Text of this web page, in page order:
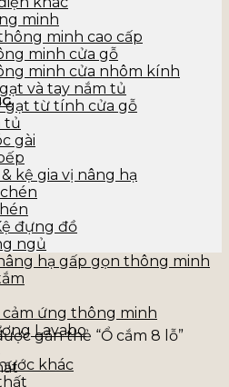
minh
minh cao cấp
minh cửa gỗ
minh cửa nhôm kính
và tay nắm tủ
gạt từ tính cửa gỗ
tủ
gài
kệ gia vị nâng hạ
đựng đồ
ngủ
hạ gấp gọn thông minh
cảm ứng thông minh
Lavabo
khác
gắn thẻ “Ổ cắm 8 lỗ”